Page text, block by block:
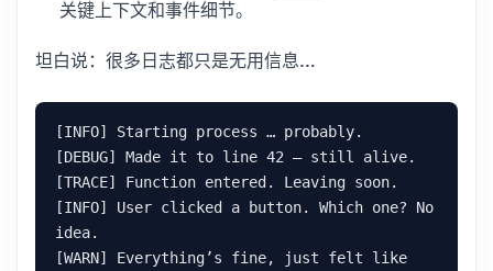
关键上下文和事件细节。
坦白说：很多日志都只是无用信息…
[INFO] Starting process … probably.
[DEBUG] Made it to line 42 — still alive.
[TRACE] Function entered. Leaving soon.
[INFO] User clicked a button. Which one? No
idea.
[WARN] Everything’s fine, just felt like